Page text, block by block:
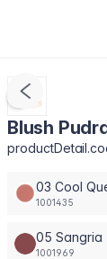
Blush
03 Cool
1001435
05 Sangria
1001969